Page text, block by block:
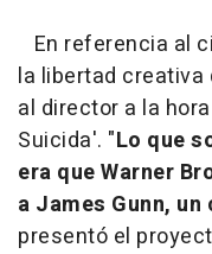
En referencia al
la libertad
al director a la
Suicida'. "Lo que
era que Warner
a James Gunn,
presentó el